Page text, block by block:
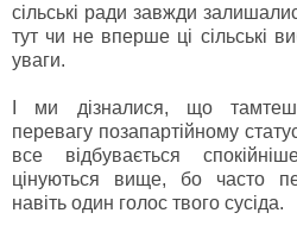
сільські ради завжди
тут чи не вперше ці сільські
уваги.
І ми дізналися, що
перевагу позапартійному
все відбувається
цінуються вище, бо часто
навіть один голос твого сусіда.